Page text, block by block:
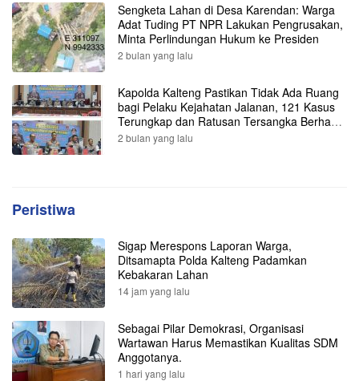
Sengketa Lahan di Desa Karendan: Warga
Adat Tuding PT NPR Lakukan Pengrusakan,
Minta Perlindungan Hukum ke Presiden
2 bulan yang lalu
Kapolda Kalteng Pastikan Tidak Ada Ruang
bagi Pelaku Kejahatan Jalanan, 121 Kasus
Terungkap dan Ratusan Tersangka Berhasil
Dibekuk
2 bulan yang lalu
Peristiwa
Sigap Merespons Laporan Warga,
Ditsamapta Polda Kalteng Padamkan
Kebakaran Lahan
14 jam yang lalu
Sebagai Pilar Demokrasi, Organisasi
Wartawan Harus Memastikan Kualitas SDM
Anggotanya.
1 hari yang lalu